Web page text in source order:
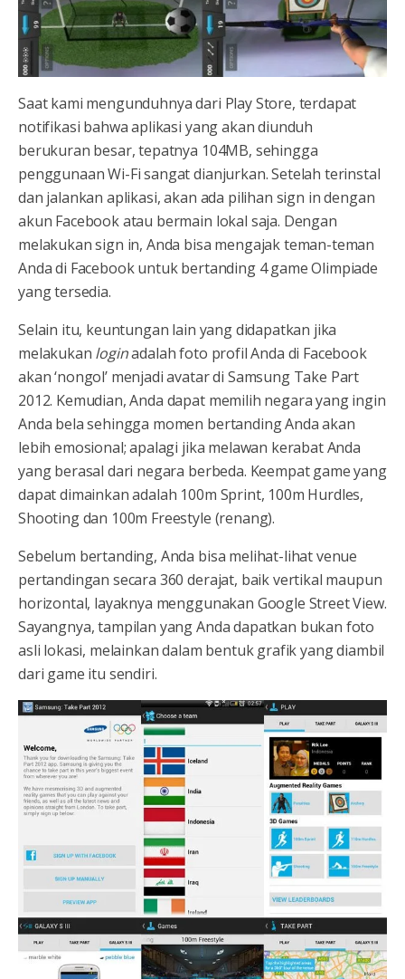
Saat kami mengunduhnya dari Play Store, terdapat
notifikasi bahwa aplikasi yang akan diunduh
berukuran besar, tepatnya 104MB, sehingga
penggunaan Wi-Fi sangat dianjurkan. Setelah terinstal
dan jalankan aplikasi, akan ada pilihan sign in dengan
akun Facebook atau bermain lokal saja. Dengan
melakukan sign in, Anda bisa mengajak teman-teman
Anda di Facebook untuk bertanding 4 game Olimpiade
yang tersedia.
Selain itu, keuntungan lain yang didapatkan jika
melakukan loginadalah foto profil Anda di Facebook
akan ‘nongol’ menjadi avatar di Samsung Take Part
2012. Kemudian, Anda dapat memilih negara yang ingin
Anda bela sehingga momen bertanding Anda akan
lebih emosional; apalagi jika melawan kerabat Anda
yang berasal dari negara berbeda. Keempat game yang
dapat dimainkan adalah 100m Sprint, 100m Hurdles,
Shooting dan 100m Freestyle (renang).
Sebelum bertanding, Anda bisa melihat-lihat venue
pertandingan secara 360 derajat, baik vertikal maupun
horizontal, layaknya menggunakan Google Street View.
Sayangnya, tampilan yang Anda dapatkan bukan foto
asli lokasi, melainkan dalam bentuk grafik yang diambil
dari game itu sendiri.